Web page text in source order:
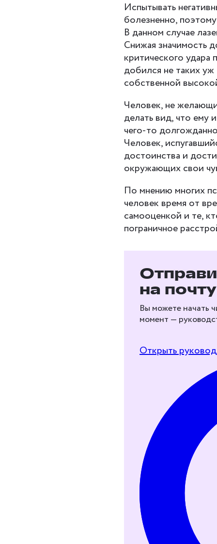
Испытывать
болезненно,
В данном случае
Снижая значимость
критического
добился не таких
собственной
Человек, не
делать вид, что ему
чего-то
Человек,
достоинства и
окружающих свои
По мнению многих
человек время от
самооценкой и те,
пограничное
гибким
Рассказываем, как
интеллект, навыки
на почту
Вы можете начать
момент —
Открыть